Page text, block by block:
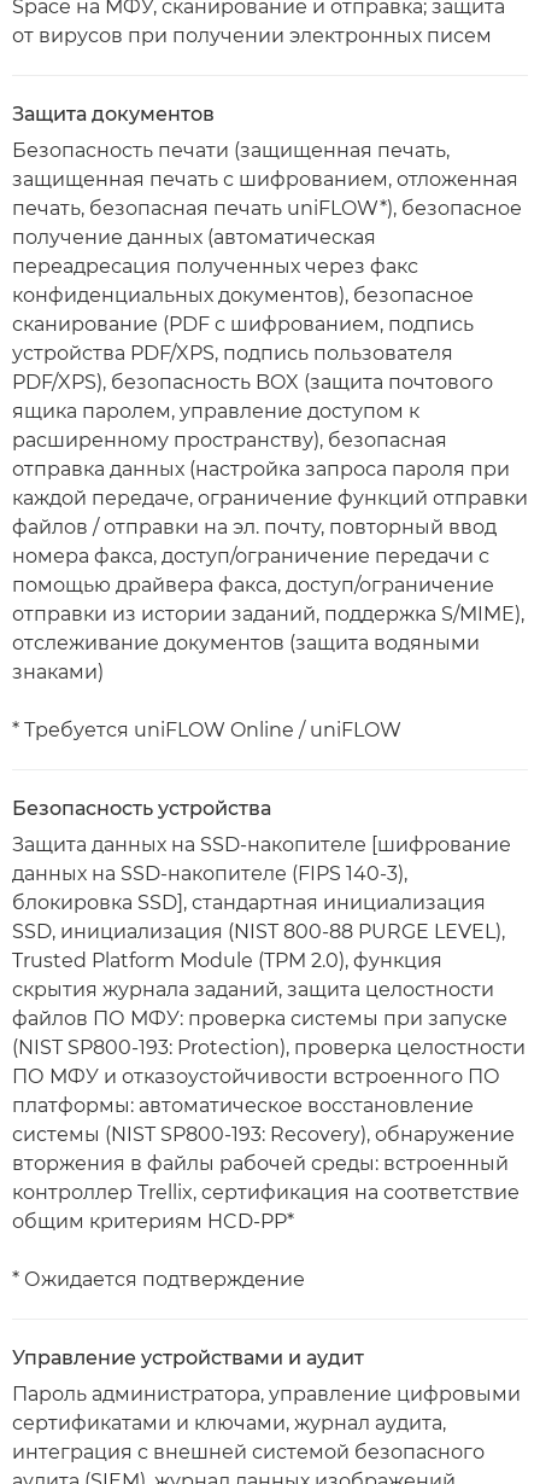
Space на МФУ, сканирование и отправка; защита
от вирусов при получении электронных писем
Защита документов
Безопасность печати (защищенная печать,
защищенная печать с шифрованием, отложенная
печать, безопасная печать uniFLOW*), безопасное
получение данных (автоматическая
переадресация полученных через факс
конфиденциальных документов), безопасное
сканирование (PDF с шифрованием, подпись
устройства PDF/XPS, подпись пользователя
PDF/XPS), безопасность BOX (защита почтового
ящика паролем, управление доступом к
расширенному пространству), безопасная
отправка данных (настройка запроса пароля при
каждой передаче, ограничение функций отправки
файлов / отправки на эл. почту, повторный ввод
номера факса, доступ/ограничение передачи с
помощью драйвера факса, доступ/ограничение
отправки из истории заданий, поддержка S/MIME),
отслеживание документов (защита водяными
знаками)
* Требуется uniFLOW Online / uniFLOW
Безопасность устройства
Защита данных на SSD-накопителе [шифрование
данных на SSD-накопителе (FIPS 140-3),
блокировка SSD], стандартная инициализация
SSD, инициализация (NIST 800-88 PURGE LEVEL),
Trusted Platform Module (TPM 2.0), функция
скрытия журнала заданий, защита целостности
файлов ПО МФУ: проверка системы при запуске
(NIST SP800-193: Protection), проверка целостности
ПО МФУ и отказоустойчивости встроенного ПО
платформы: автоматическое восстановление
системы (NIST SP800-193: Recovery), обнаружение
вторжения в файлы рабочей среды: встроенный
контроллер Trellix, сертификация на соответствие
общим критериям HCD-PP*
* Ожидается подтверждение
Управление устройствами и аудит
Пароль администратора, управление цифровыми
сертификатами и ключами, журнал аудита,
интеграция с внешней системой безопасного